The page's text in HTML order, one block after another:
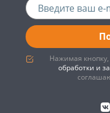
Нажимая
обработки и